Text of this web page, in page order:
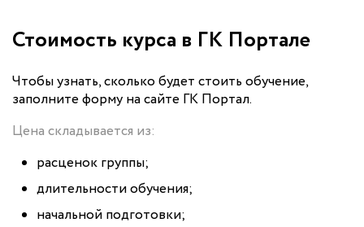
Стоимость курса в ГК Портале
Чтобы узнать, сколько будет стоить обучение,
заполните форму на сайте ГК Портал.
Цена складывается из:
расценок группы;
длительности обучения;
начальной подготовки;